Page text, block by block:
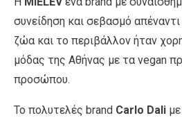
συνείδηση και σεβασμό
ζώα και το περιβάλλον ήταν
μόδας της Αθήνας με τα vegan
προσώπου.
To πολυτελές brand Carlo Dali